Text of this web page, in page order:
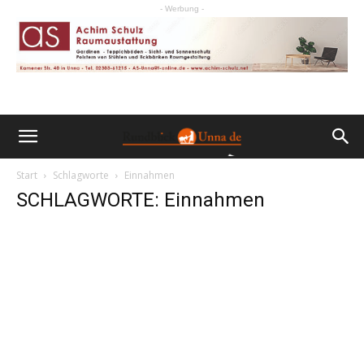
- Werbung -
Start Schlagworte Einnahmen
SCHLAGWORTE: Einnahmen